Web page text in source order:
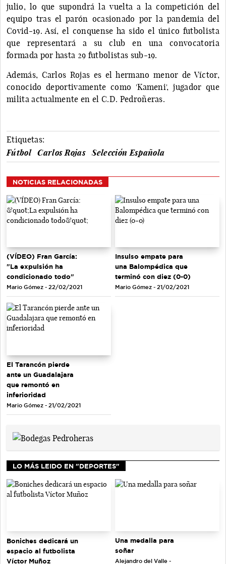
julio, lo que supondrá la vuelta a la competición del
equipo tras el parón ocasionado por la pandemia del
Covid-19. Así, el conquense ha sido el único futbolista
que representará a su club en una convocatoria
formada por hasta 29 futbolistas sub-19.
Además, Carlos Rojas es el hermano menor de Víctor,
conocido deportivamente como 'Kameni', jugador que
milita actualmente en el C.D. Pedroñeras.
Etiquetas:
Fútbol
Carlos Rojas Selección Española
NOTICIAS RELACIONADAS
(VÍDEO) Fran García:
"La expulsión ha
condicionado todo"
Mario Gómez - 22/02/2021
Insulso empate para
una Balompédica que
terminó con diez (0-0)
Mario Gómez - 21/02/2021
El Tarancón pierde
ante un Guadalajara
que remontó en
inferioridad
Mario Gómez - 21/02/2021
LO MÁS LEIDO EN "DEPORTES"
Boniches dedicará un
espacio al futbolista
Víctor Muñoz
Una medalla para
soñar
Alejandro del Valle -